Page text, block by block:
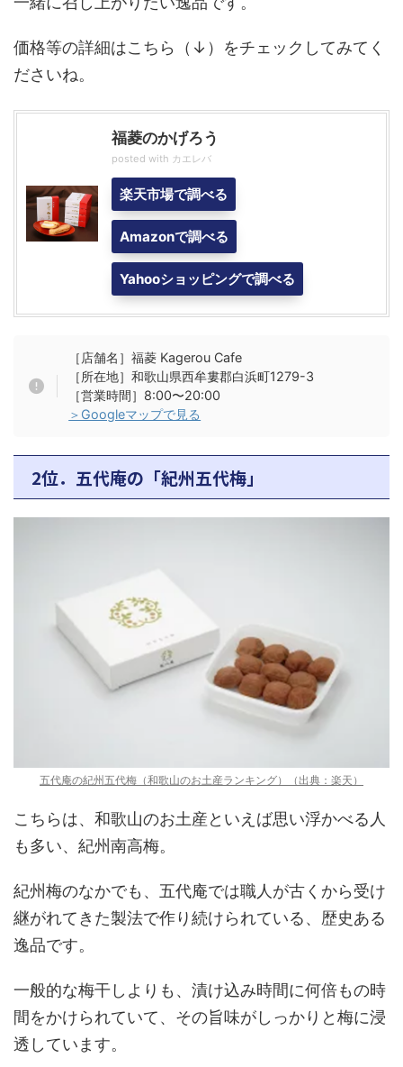
価格等の詳細はこちら（↓）をチェックしてみてく
ださいね。
福菱のかげろう
posted with カエレバ
楽天市場で調べる
Amazonで調べる
Yahooショッピングで調べる
［店舗名］福菱 Kagerou Cafe
［所在地］和歌山県西牟婁郡白浜町1279-3
［営業時間］8:00〜20:00
＞Googleマップで見る
2位．五代庵の「紀州五代梅」
五代庵の紀州五代梅（和歌山のお土産ランキング）（出典：楽天）
こちらは、和歌山のお土産といえば思い浮かべる人
も多い、紀州南高梅。
紀州梅のなかでも、五代庵では職人が古くから受け
継がれてきた製法で作り続けられている、歴史ある
逸品です。
一般的な梅干しよりも、漬け込み時間に何倍もの時
間をかけられていて、その旨味がしっかりと梅に浸
透しています。